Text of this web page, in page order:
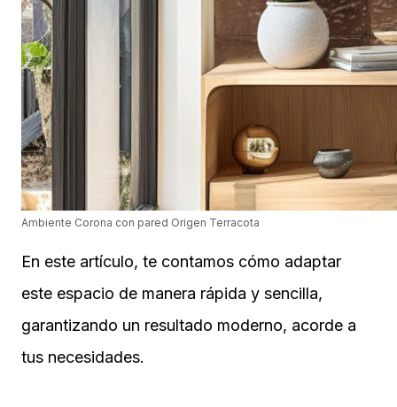
Ambiente Corona con pared Origen Terracota
En este artículo, te contamos cómo adaptar
este espacio de manera rápida y sencilla,
garantizando un resultado moderno, acorde a
tus necesidades.